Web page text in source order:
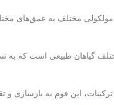
مولکولی مختلف به
گیاهان طبیعی است که به
ترکیبات، این فوم به